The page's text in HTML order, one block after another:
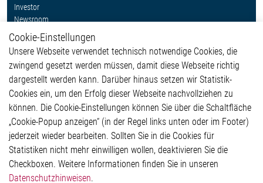
Investor
Newsroom
Weitere Links
Glossar
Kontakt
Hinweisgeberschutzsystem
Impressum
Datenschutzerklärung
Cookie-Popup anzeigen
Cookie-Einstellungen
Unsere Webseite verwendet technisch notwendige Cookies, die
zwingend gesetzt werden müssen, damit diese Webseite richtig
dargestellt werden kann. Darüber hinaus setzen wir Statistik-
Cookies ein, um den Erfolg dieser Webseite nachvollziehen zu
können. Die Cookie-Einstellungen können Sie über die Schaltfläche
„Cookie-Popup anzeigen“ (in der Regel links unten oder im Footer)
jederzeit wieder bearbeiten. Sollten Sie in die Cookies für
Statistiken nicht mehr einwilligen wollen, deaktivieren Sie die
Checkboxen. Weitere Informationen finden Sie in unseren
Datenschutzhinweisen.